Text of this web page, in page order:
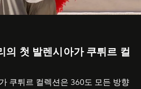
의 첫 발렌시아가 쿠튀르 컬
쿠튀르 컬렉션은 360도 모든 방향